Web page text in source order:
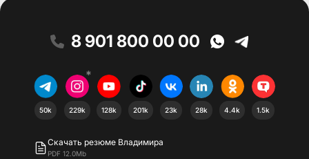
8 901 800 00 00
50k
*
229k 128k 201k 23k 28k 4.4k 1.5k
Скачать резюме Владимира
PDF 12.0Mb